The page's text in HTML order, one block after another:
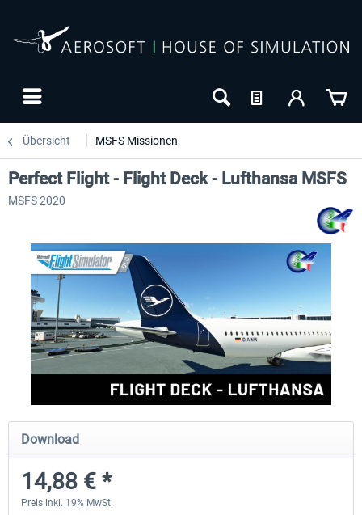
Übersicht MSFS Missionen
Perfect Flight - Flying Germany MSFS
14,88 € *
Perfect Flight - FS Explorer -
Perfect Flight - Flight Deck - Lufthansa MSFS
MSFS 2020
Download
14,88 € *
Preis inkl. 19% MwSt.